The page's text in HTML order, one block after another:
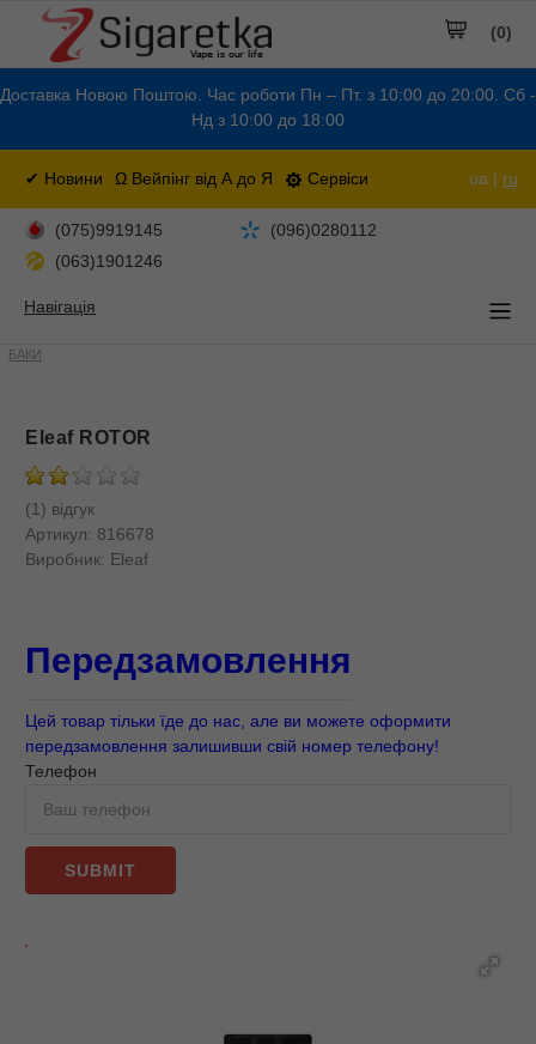
Доставка Новою Поштою. Час роботи Пн – Пт. з 10:00 до 20:00. Сб -
Нд з 10:00 до 18:00
✔ Новини Ω Вейпінг від А до Я Сервіси ua | ru
(0)
(075)9919145
(096)0280112
(063)1901246
Навігація
БАКИ
Eleaf ROTOR
(1) відгук
Артикул: 816678
Виробник: Eleaf
Передзамовлення
Цей товар тільки їде до нас, але ви можете оформити
передзамовлення залишивши свій номер телефону!
Телефон
SUBMIT